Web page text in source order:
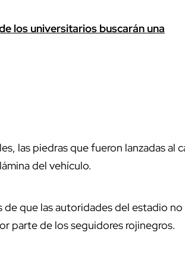
los universitarios buscarán una
las piedras que fueron lanzadas al
del vehículo.
de que las autoridades del estadio no
parte de los seguidores rojinegros.